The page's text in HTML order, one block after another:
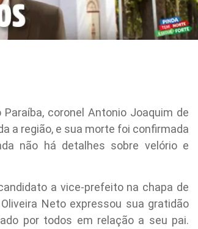
coronel Antonio Joaquim de
a região, e sua morte foi confirmada
não há detalhes sobre velório e
a vice-prefeito na chapa de
Neto expressou sua gratidão
por todos em relação a seu pai.